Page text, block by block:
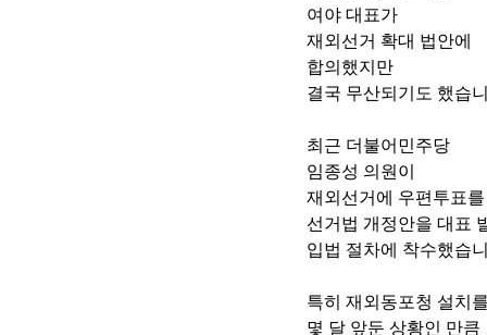
여야 대표가
재외선거 확대 법안에
합의했지만
결국 무산되기도 했습
최근 더불어민주당
임종성 의원이
재외선거에 우편투표
선거법 개정안을 대표
입법 절차에 착수했습
특히 재외동포청 설치를
몇 달 앞둔 상황인 만큼